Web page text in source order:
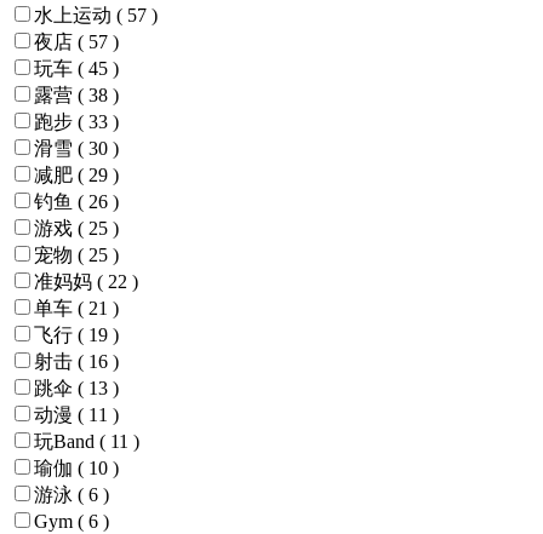
水上运动 ( 57 )
夜店 ( 57 )
玩车 ( 45 )
露营 ( 38 )
跑步 ( 33 )
滑雪 ( 30 )
减肥 ( 29 )
钓鱼 ( 26 )
游戏 ( 25 )
宠物 ( 25 )
准妈妈 ( 22 )
单车 ( 21 )
飞行 ( 19 )
射击 ( 16 )
跳伞 ( 13 )
动漫 ( 11 )
玩Band ( 11 )
瑜伽 ( 10 )
游泳 ( 6 )
Gym ( 6 )